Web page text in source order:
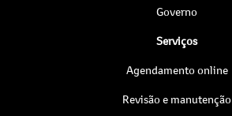
Governo
Serviços
Agendamento online
Revisão e manutenção